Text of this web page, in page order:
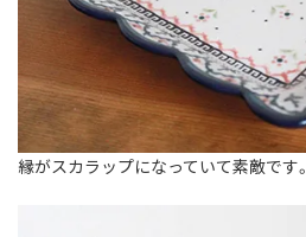
縁がスカラップになっていて素敵です。